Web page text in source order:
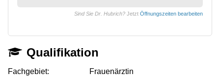
Sind Sie Dr. Hubrich? Jetzt Öffnungszeiten bearbeiten
Qualifikation
Fachgebiet:
Frauenärztin